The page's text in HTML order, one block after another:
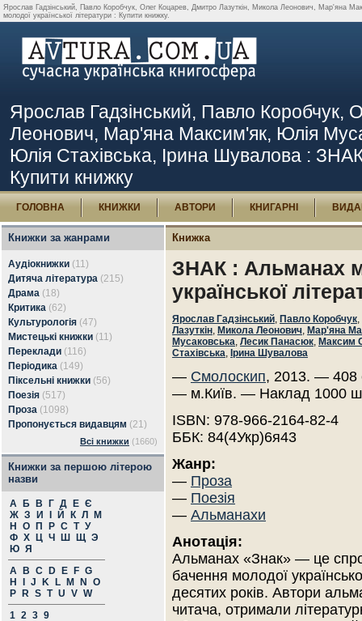
Ярослав Гадзінський, Павло Коробчук, Олег Коцарев, Дмитро Лазуткін, Микола Леонович,
молодої української літератури : Купити книжку.
Ярослав Гадзінський, Павло Коробчук,
Леонович, Мар'яна Максим'як, Юлія
Юлія Стахівська, Ірина Шувалова :
Купити книжку
ГОЛОВНА КНИЖКИ АВТОРИ КНИГАРНІ
Книжки за жанрами
Аудіокнижки (11)
Дитяча література (215)
Драма (18)
Критика (62)
Культурологія (47)
Мистецькі книжки (11)
Переклади (116)
Періодика (149)
Піксельні книжки (56)
Поезія (517)
Проза (1098)
Пропонується видавцям (21)
Всі книжки (1660)
Книжки за першою літерою
назви
А Б В Г Д Е Є
Ж З И Й К Л
М
Н
О П Р С Т У
Ф Х Ц Ч Ш Щ Э
Ю Я
A
B C D E F G
H
J K L M N
O
P
R S T U V W
1 2 3 9
Книжка
ЗНАК : Альманах
української
Ярослав Гадзінський, Павло Коробчук,
Лазуткін, Микола Леонович, Мар'яна
Мусаковська, Лесик Панасюк, Максим
Стахівська, Ірина Шувалова
— Смолоскип, 2013. — 408
— м.Київ. — Наклад 1000
ISBN: 978-966-2164-82-4
ББК: 84(4Укр)6я43
Жанр:
— Проза
— Поезія
— Альманахи
Анотація:
Альманах «Знак» — це
бачення молодої
десятих років. Автори
читача, отримали